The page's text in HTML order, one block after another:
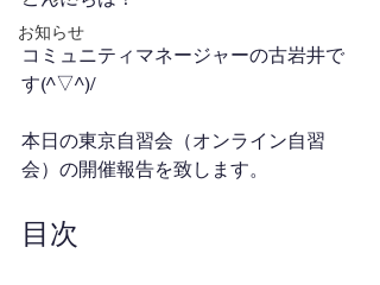
お知らせ
コミュニティマネージャーの古岩井で
す(^▽^)/
本日の東京自習会（オンライン自習
会）の開催報告を致します。
目次